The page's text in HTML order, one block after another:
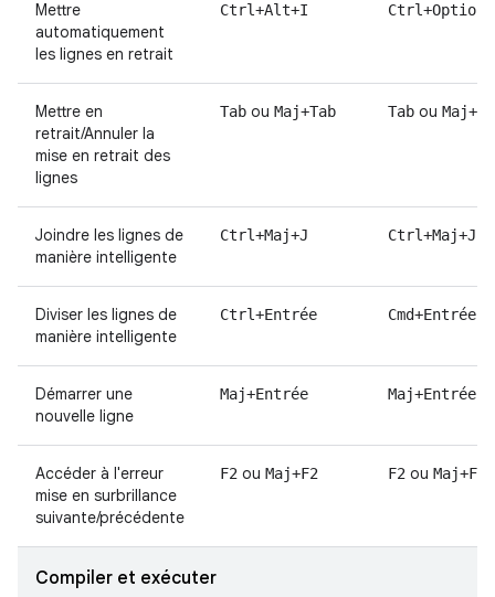
Mettre
automatiquement
les lignes en retrait
Ctrl+Alt+I
Mettre en
retrait/Annuler la
mise en retrait des
lignes
Tab ou Maj+Tab Tab ou
Joindre les lignes de
manière intelligente
Ctrl+Maj+J Ctrl+Maj+J
Diviser les lignes de
manière intelligente
Ctrl+Entrée Cmd+Entrée
Démarrer une
nouvelle ligne
Maj+Entrée Maj+Entrée
Accéder à l'erreur
mise en surbrillance
suivante/précédente
F2 ou Maj+F2 F2 ou Maj+F2
Compiler et exécuter